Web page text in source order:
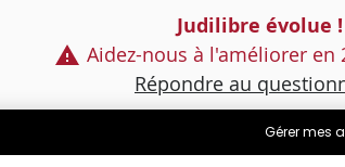
Judilibre évolue !
Aidez-nous à l'améliorer en
Répondre au
Gérer mes